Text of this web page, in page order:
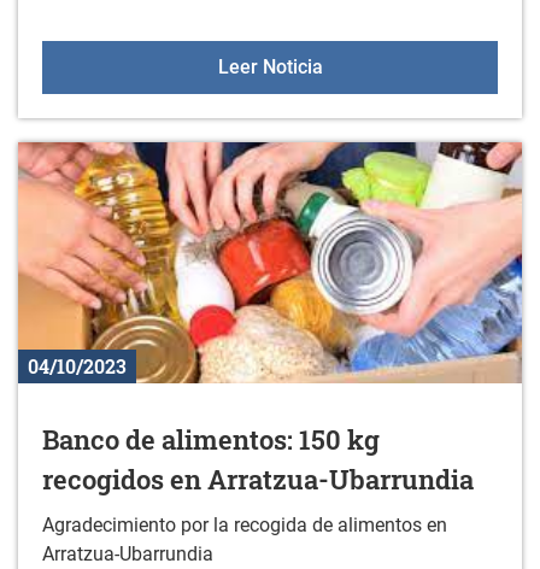
Leer NoticiaAulas +55 el 5 de
04/10/2023
Banco de alimentos: 150 kg
recogidos en Arratzua-Ubarrundia
Agradecimiento por la recogida de alimentos en
Arratzua-Ubarrundia